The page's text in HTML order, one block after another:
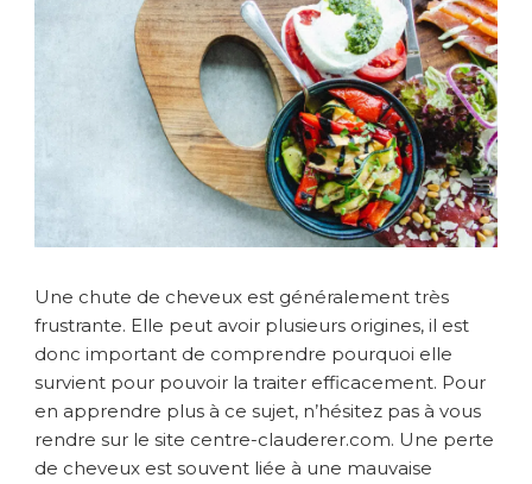
Une chute de cheveux est généralement très
frustrante. Elle peut avoir plusieurs origines, il est
donc important de comprendre pourquoi elle
survient pour pouvoir la traiter efficacement. Pour
en apprendre plus à ce sujet, n’hésitez pas à vous
rendre sur le site centre-clauderer.com. Une perte
de cheveux est souvent liée à une mauvaise